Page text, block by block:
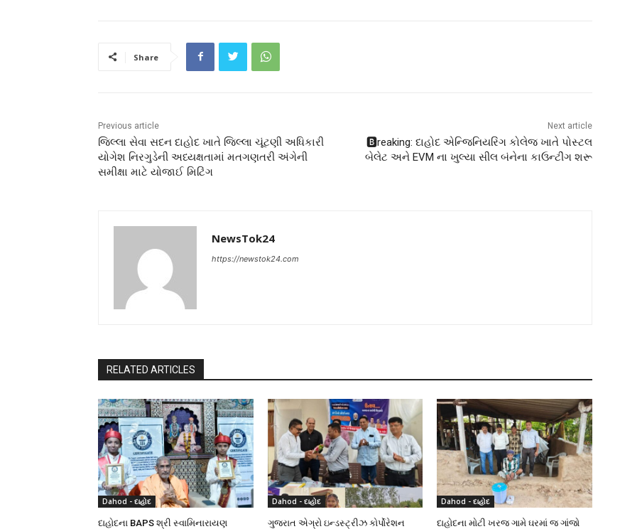
Share
Previous article
જિલ્લા સેવા સદન દાહોદ ખાતે જિલ્લા ચૂંટણી અધિકારી
યોગેશ નિરગુડેની અધ્યક્ષતામાં મતગણતરી અંગેની
સમીક્ષા માટે યોજાઈ મિટિંગ
Next article
🅱️reaking: દાહોદ એન્જિનિયરિંગ કોલેજ ખાતે પોસ્ટલ
બેલેટ અને EVM ના ખુલ્યા સીલ બંનેના કાઉન્ટીંગ શરૂ
NewsTok24
https://newstok24.com
RELATED ARTICLES
Dahod - દાહોદ
દાહોદના BAPS શ્રી સ્વામિનારાયણ
Dahod - દાહોદ
ગુજરાત એગ્રો ઇન્ડસ્ટ્રીઝ કોર્પોરેશન
Dahod - દાહોદ
દાહોદના મોટી ખરજ ગામે ઘરમાં જ ગાંજો